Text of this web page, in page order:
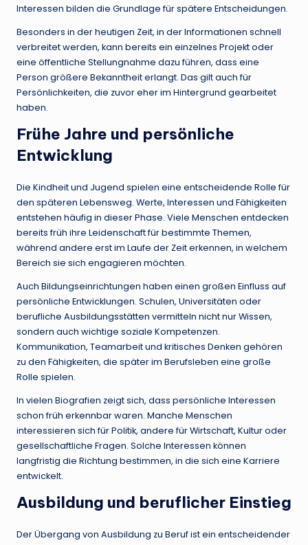
Interessen bilden die Grundlage für spätere Entscheidungen.
Besonders in der heutigen Zeit, in der Informationen schnell
verbreitet werden, kann bereits ein einzelnes Projekt oder
eine öffentliche Stellungnahme dazu führen, dass eine
Person größere Bekanntheit erlangt. Das gilt auch für
Persönlichkeiten, die zuvor eher im Hintergrund gearbeitet
haben.
Frühe Jahre und persönliche
Entwicklung
Die Kindheit und Jugend spielen eine entscheidende Rolle für
den späteren Lebensweg. Werte, Interessen und Fähigkeiten
entstehen häufig in dieser Phase. Viele Menschen entdecken
bereits früh ihre Leidenschaft für bestimmte Themen,
während andere erst im Laufe der Zeit erkennen, in welchem
Bereich sie sich engagieren möchten.
Auch Bildungseinrichtungen haben einen großen Einfluss auf
persönliche Entwicklungen. Schulen, Universitäten oder
berufliche Ausbildungsstätten vermitteln nicht nur Wissen,
sondern auch wichtige soziale Kompetenzen.
Kommunikation, Teamarbeit und kritisches Denken gehören
zu den Fähigkeiten, die später im Berufsleben eine große
Rolle spielen.
In vielen Biografien zeigt sich, dass persönliche Interessen
schon früh erkennbar waren. Manche Menschen
interessieren sich für Politik, andere für Wirtschaft, Kultur oder
gesellschaftliche Fragen. Solche Interessen können
langfristig die Richtung bestimmen, in die sich eine Karriere
entwickelt.
Ausbildung und beruflicher Einstieg
Der Übergang von Ausbildung zu Beruf ist ein entscheidender